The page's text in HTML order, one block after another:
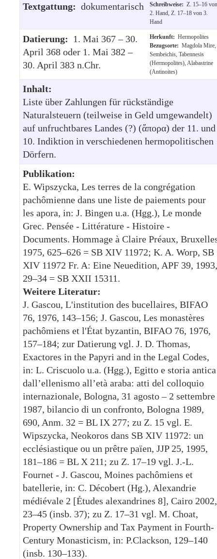
Textgattung: dokumentarisch Schreibweise: Z. 15–16 von
2. Hand, Z. 17–18 von 3.
Hand
Datierung: 1. Mai 367 – 30.
April 368 oder 1. Mai 382 –
30. April 383 n.Chr.
Herkunft: Hermopolites
Bezugsorte: Magdola Mire,
Sembeichis, Tabennesis
(Hermopolites), Alabastrine
(Antinoites)
Inhalt:
Liste über Zahlungen für rückständige
Naturalsteuern (teilweise in Geld umgewandelt)
auf unfruchtbares Landes (?) (ἄπορα) der 11. und
10. Indiktion in verschiedenen hermopolitischen
Dörfern.
Publikation:
E. Wipszycka, Les terres de la congrégation
pachômienne dans une liste de paiements pour
les apora, in: J. Bingen u.a. (Hgg.), Le monde
Grec. Pensée - Littérature - Histoire -
Documents. Hommage à Claire Préaux,
1975, 625–626 = SB XIV 11972; K. A. Worp, SB
XIV 11972 Fr. A: Eine Neuedition, APF 39, 1993,
29–34 = SB XXII 15311.
Weitere Literatur:
J. Gascou, L'institution des bucellaires, BIFAO
76, 1976, 143–156; J. Gascou, Les monastères
pachômiens et l'État byzantin, BIFAO 76, 1976,
157–184; zur Datierung vgl. J. D. Thomas,
Exactores in the Papyri and in the Legal Codes,
in: L. Criscuolo u.a. (Hgg.), Egitto e storia antica
dall’ellenismo all’età araba: atti del colloquio
internazionale, Bologna, 31 agosto – 2 settembre
1987, bilancio di un confronto, Bologna 1989,
690, Anm. 32 = BL IX 277; zu Z. 15 vgl. E.
Wipszycka, Neokoros dans SB XIV 11972: un
ecclésiastique ou un prêtre païen, JJP 25, 1995,
181–186 = BL X 211; zu Z. 17–19 vgl. J.-L.
Fournet - J. Gascou, Moines pachômiens et
batellerie, in: C. Décobert (Hg.), Alexandrie
médiévale 2 [Études alexandrines 8], Cairo 2002,
23–45 (insb. 37); zu Z. 17–31 vgl. M. Choat,
Property Ownership and Tax Payment in Fourth-
Century Monasticism, in: P.Clackson, 129–140
(insb. 130–133).